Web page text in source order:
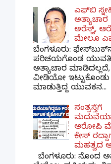
ಎಫ್‌ಬಿ
ಅರೆಸ್ಟ್,
ಮೇಲೂ
ಬೆಂಗಳೂರು:
ಪರಿಚಯಗೊಂಡ
ಅತ್ಯಾಚಾರ
ವೀಡಿಯೋ
ಮಾಡುತ್ತಿದ್ದ ಯುವಕನ...
ಸಂತ್ರಸ್ತೆಗೆ
ಆರೋಪಿ
ಕೇಸ್
ಮಹತ್ವದ
ಬೆಂಗಳೂರು: ನೊಂದ